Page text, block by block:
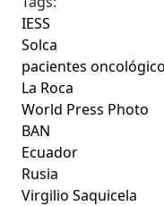
IESS
Solca
pacientes
La Roca
World Press Photo
BAN
Ecuador
Rusia
Virgilio Saquicela